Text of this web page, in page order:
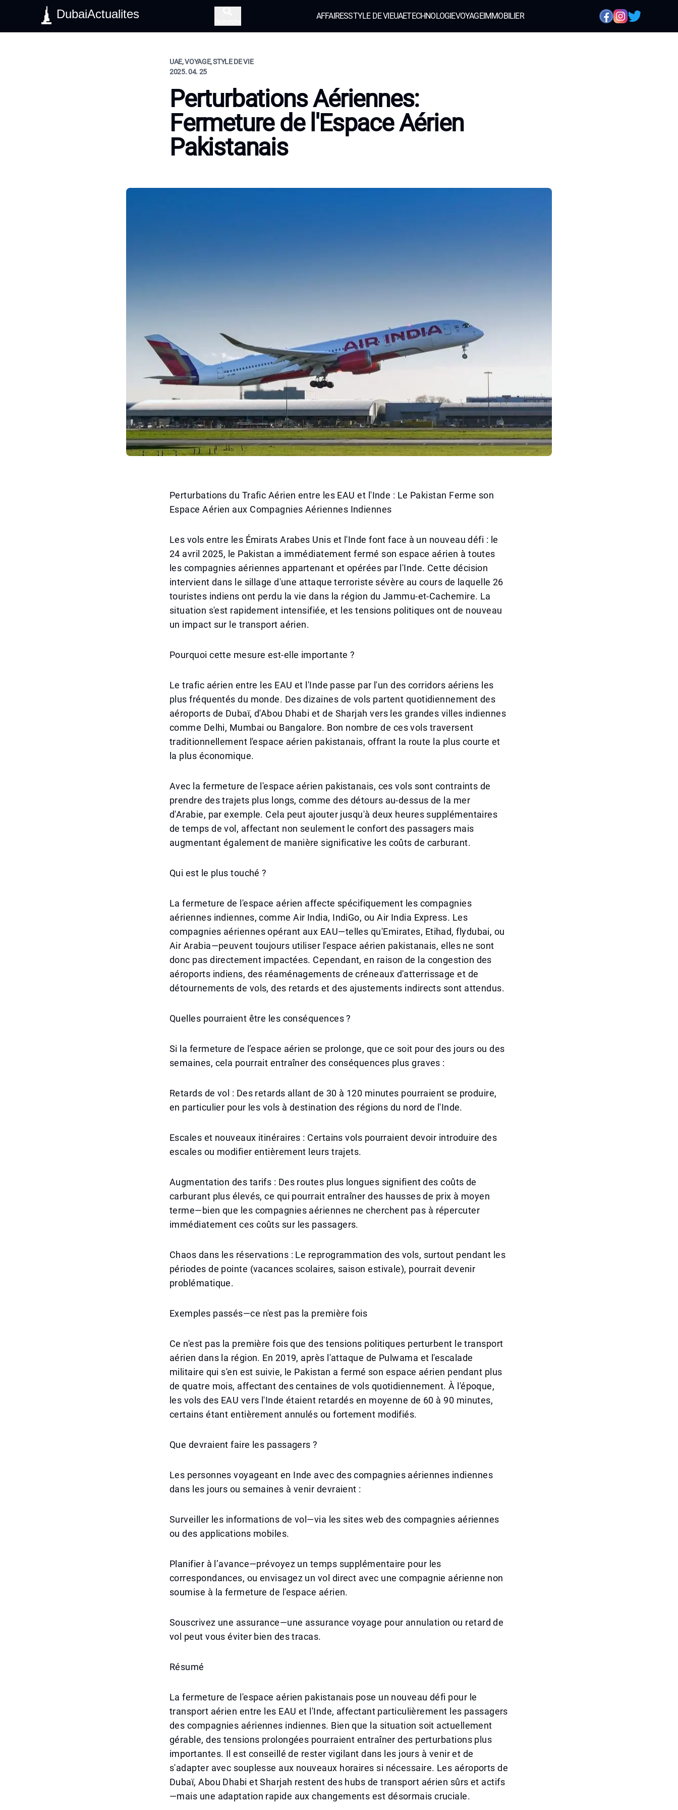
DubaiActualites AFFAIRESSTYLE DE VIEUAETECHNOLOGIEVOYAGEIMMOBILIER
UAE, VOYAGE, STYLE DE VIE
2025. 04. 25
Perturbations Aériennes:
Fermeture de l'Espace Aérien
Pakistanais
Perturbations du Trafic Aérien entre les EAU et l'Inde : Le Pakistan Ferme son
Espace Aérien aux Compagnies Aériennes Indiennes
Les vols entre les Émirats Arabes Unis et l'Inde font face à un nouveau défi : le
24 avril 2025, le Pakistan a immédiatement fermé son espace aérien à toutes
les compagnies aériennes appartenant et opérées par l'Inde. Cette décision
intervient dans le sillage d'une attaque terroriste sévère au cours de laquelle 26
touristes indiens ont perdu la vie dans la région du Jammu-et-Cachemire. La
situation s'est rapidement intensifiée, et les tensions politiques ont de nouveau
un impact sur le transport aérien.
Pourquoi cette mesure est-elle importante ?
Le trafic aérien entre les EAU et l'Inde passe par l'un des corridors aériens les
plus fréquentés du monde. Des dizaines de vols partent quotidiennement des
aéroports de Dubaï, d'Abou Dhabi et de Sharjah vers les grandes villes indiennes
comme Delhi, Mumbai ou Bangalore. Bon nombre de ces vols traversent
traditionnellement l'espace aérien pakistanais, offrant la route la plus courte et
la plus économique.
Avec la fermeture de l'espace aérien pakistanais, ces vols sont contraints de
prendre des trajets plus longs, comme des détours au-dessus de la mer
d'Arabie, par exemple. Cela peut ajouter jusqu'à deux heures supplémentaires
de temps de vol, affectant non seulement le confort des passagers mais
augmentant également de manière significative les coûts de carburant.
Qui est le plus touché ?
La fermeture de l'espace aérien affecte spécifiquement les compagnies
aériennes indiennes, comme Air India, IndiGo, ou Air India Express. Les
compagnies aériennes opérant aux EAU—telles qu'Emirates, Etihad, flydubai, ou
Air Arabia—peuvent toujours utiliser l'espace aérien pakistanais, elles ne sont
donc pas directement impactées. Cependant, en raison de la congestion des
aéroports indiens, des réaménagements de créneaux d'atterrissage et de
détournements de vols, des retards et des ajustements indirects sont attendus.
Quelles pourraient être les conséquences ?
Si la fermeture de l’espace aérien se prolonge, que ce soit pour des jours ou des
semaines, cela pourrait entraîner des conséquences plus graves :
Retards de vol : Des retards allant de 30 à 120 minutes pourraient se produire,
en particulier pour les vols à destination des régions du nord de l'Inde.
Escales et nouveaux itinéraires : Certains vols pourraient devoir introduire des
escales ou modifier entièrement leurs trajets.
Augmentation des tarifs : Des routes plus longues signifient des coûts de
carburant plus élevés, ce qui pourrait entraîner des hausses de prix à moyen
terme—bien que les compagnies aériennes ne cherchent pas à répercuter
immédiatement ces coûts sur les passagers.
Chaos dans les réservations : Le reprogrammation des vols, surtout pendant les
périodes de pointe (vacances scolaires, saison estivale), pourrait devenir
problématique.
Exemples passés—ce n'est pas la première fois
Ce n'est pas la première fois que des tensions politiques perturbent le transport
aérien dans la région. En 2019, après l'attaque de Pulwama et l'escalade
militaire qui s'en est suivie, le Pakistan a fermé son espace aérien pendant plus
de quatre mois, affectant des centaines de vols quotidiennement. À l'époque,
les vols des EAU vers l'Inde étaient retardés en moyenne de 60 à 90 minutes,
certains étant entièrement annulés ou fortement modifiés.
Que devraient faire les passagers ?
Les personnes voyageant en Inde avec des compagnies aériennes indiennes
dans les jours ou semaines à venir devraient :
Surveiller les informations de vol—via les sites web des compagnies aériennes
ou des applications mobiles.
Planifier à l’avance—prévoyez un temps supplémentaire pour les
correspondances, ou envisagez un vol direct avec une compagnie aérienne non
soumise à la fermeture de l'espace aérien.
Souscrivez une assurance—une assurance voyage pour annulation ou retard de
vol peut vous éviter bien des tracas.
Résumé
La fermeture de l'espace aérien pakistanais pose un nouveau défi pour le
transport aérien entre les EAU et l'Inde, affectant particulièrement les passagers
des compagnies aériennes indiennes. Bien que la situation soit actuellement
gérable, des tensions prolongées pourraient entraîner des perturbations plus
importantes. Il est conseillé de rester vigilant dans les jours à venir et de
s'adapter avec souplesse aux nouveaux horaires si nécessaire. Les aéroports de
Dubaï, Abou Dhabi et Sharjah restent des hubs de transport aérien sûrs et actifs
—mais une adaptation rapide aux changements est désormais cruciale.